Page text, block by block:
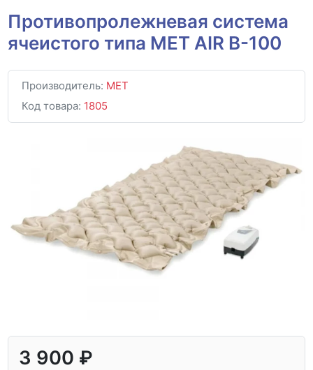
Противопролежневая система
ячеистого типа MET AIR B-100
Производитель: MET
Код товара: 1805
3 900 ₽